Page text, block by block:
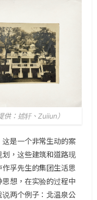
：述轩、Zuiiun）
是一个非常生动的案
，这些建筑和道路现
孚先生的集团生活思
想，在实验的过程中
两个例子：北温泉公